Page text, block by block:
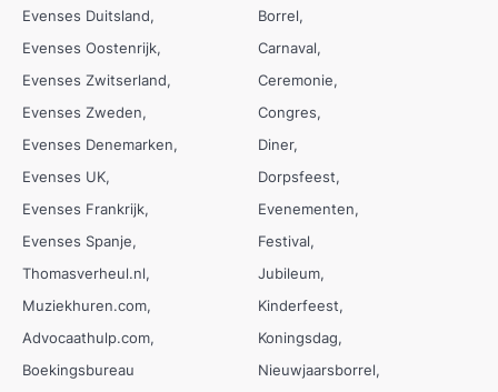
Evenses Duitsland
Evenses Oostenrijk
Evenses Zwitserland
Evenses Zweden
Evenses Denemarken
Evenses UK
Evenses Frankrijk
Evenses Spanje
Thomasverheul.nl
Muziekhuren.com
Advocaathulp.com
Boekingsbureau
Borrel
Carnaval
Ceremonie
Congres
Diner
Dorpsfeest
Evenementen
Festival
Jubileum
Kinderfeest
Koningsdag
Nieuwjaarsborrel